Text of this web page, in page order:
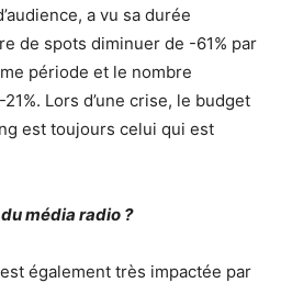
a vu sa durée
de spots diminuer de -61% par
période et le nombre
Lors d’une crise, le budget
est toujours celui qui est
du média radio ?
également très impactée par